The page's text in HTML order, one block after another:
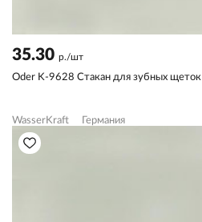
35.30 р./шт
Oder K-9628 Стакан для зубных щеток
WasserKraft Германия